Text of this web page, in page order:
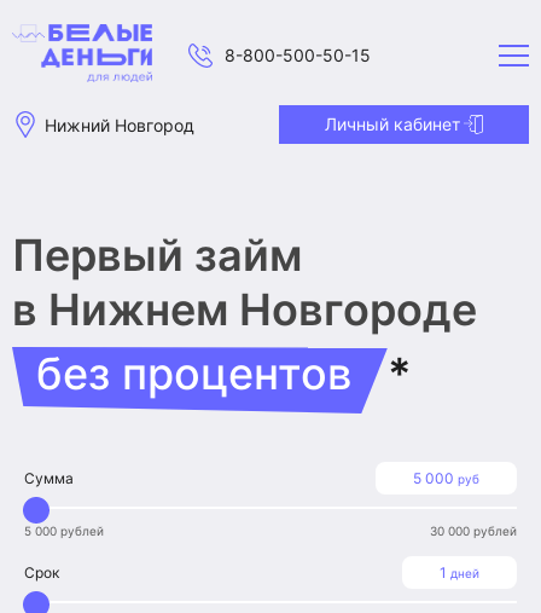
8-800-500-50-15
Нижний Новгород Личный кабинет
Первый займ
в Нижнем Новгороде
без процентов
*
5 000 руб
Сумма
5 000 рублей 30 000 рублей
1 дней
Срок